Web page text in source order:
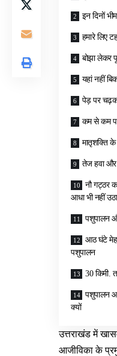
इन दिनों
हमारे लिए
बोझा लेकर
यहां नहीं
पेड़ पर
कम से कम
मातृशक्ति
तेज हवा और
नौ गट्ठर
आधा भी नहीं
पशुपालन
आठ घंटे
पशुपालन
30 किमी.
पशुपालन
क्यों
उत्तराखंड में
आजीविका के